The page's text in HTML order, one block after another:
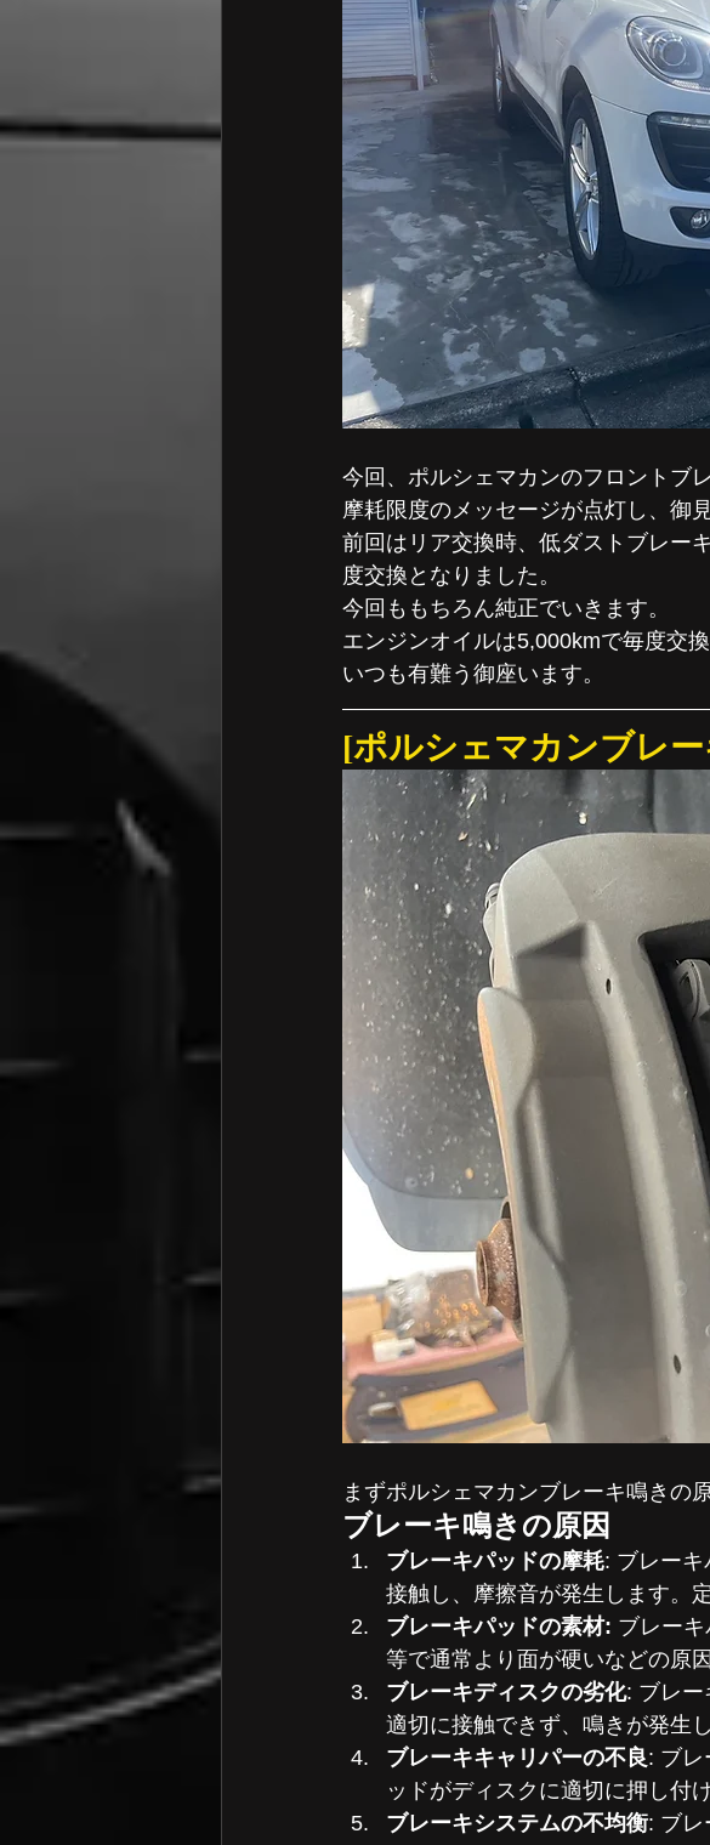
今回、ポルシェマカンのフロントブ
摩耗限度のメッセージが点灯し、御
前回はリア交換時、低ダストブレー
度交換となりました。
今回ももちろん純正でいきます。
エンジンオイルは5,000kmで毎度交
いつも有難う御座います。
[ポルシェマカンブレ
まずポルシェマカンブレーキ鳴きの
ブレーキ鳴きの原因
ブレーキパッドの摩耗: ブレー
接触し、摩擦音が発生します。
ブレーキパッドの素材: ブレー
等で通常より面が硬いなどの原
ブレーキディスクの劣化: ブレー
適切に接触できず、鳴きが発生
ブレーキキャリパーの不良: ブ
ッドがディスクに適切に押し付
ブレーキシステムの不均衡: ブレ